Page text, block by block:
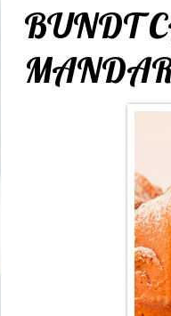
BUNDT